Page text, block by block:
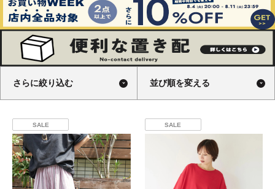
さらに絞り込む 並び順を変える
SALE SALE